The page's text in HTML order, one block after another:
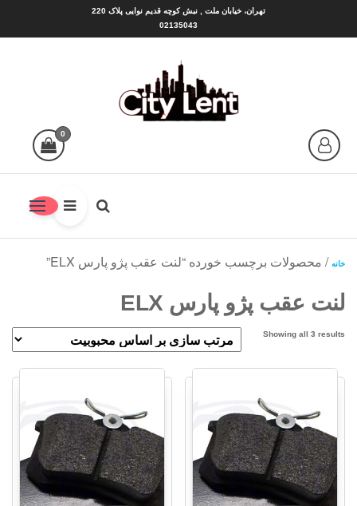
تهران، خیابان ملت , نبش کوچه قدیم نوایی پلاک 220
02135043
سیتی لنت |CITY LENT شهر لنت منبع بهترین ها0
خانه / محصولات برچسب خورده “لنت عقب پژو پارس ELX”
لنت عقب پژو پارس ELX
Showing all 3 results
Sorted